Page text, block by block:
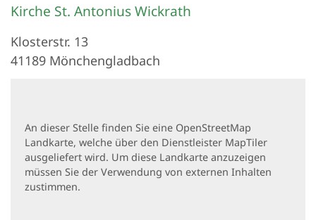
Kirche St. Antonius Wickrath
Klosterstr. 13
41189 Mönchengladbach
An dieser Stelle finden Sie eine OpenStreetMap
Landkarte, welche über den Dienstleister MapTiler
ausgeliefert wird. Um diese Landkarte anzuzeigen
müssen Sie der Verwendung von externen Inhalten
zustimmen.